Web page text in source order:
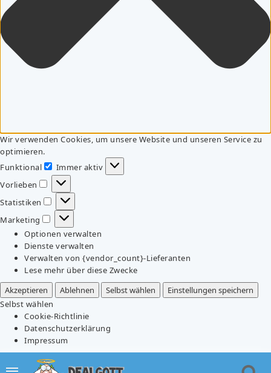
Wir verwenden Cookies, um unsere Website und unseren Service zu
optimieren.
Funktional
Funktional
Immer aktiv
Vorlieben
Vorlieben
Statistiken
Statistiken
Marketing
Marketing
Optionen verwalten
Dienste verwalten
Verwalten von {vendor_count}-Lieferanten
Lese mehr über diese Zwecke
Akzeptieren
Ablehnen Selbst wählen
Einstellungen speichern
Selbst wählen
Cookie-Richtlinie
Datenschutzerklärung
Impressum